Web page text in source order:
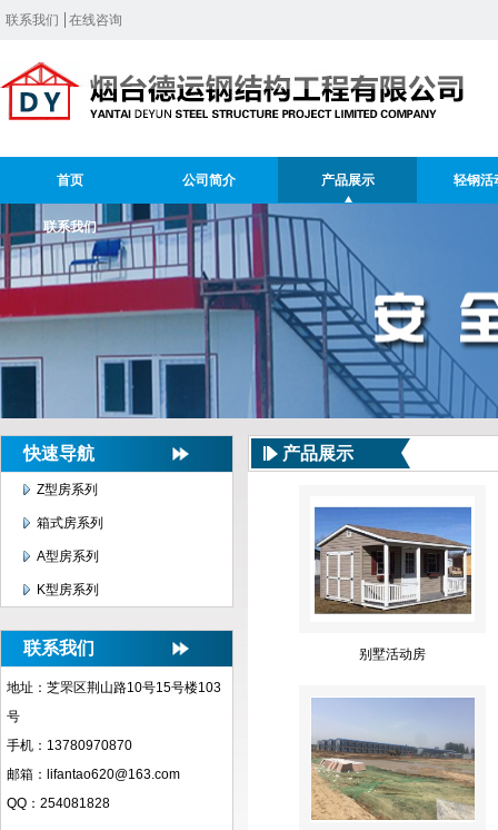
联系我们 在线咨询
首页 公司简介 产品展示 轻钢活
联系我们
快速导航
Z型房系列
箱式房系列
A型房系列
K型房系列
联系我们
地址：芝罘区荆山路10号15号楼103
号
手机：13780970870
邮箱：lifantao620@163.com
QQ：254081828
产品展示
别墅活动房